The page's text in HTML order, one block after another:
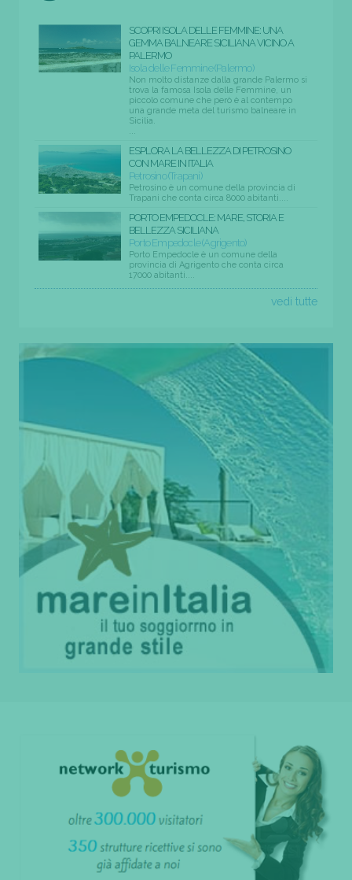
SCOPRI ISOLA DELLE FEMMINE: UNA
GEMMA BALNEARE SICILIANA VICINO A
PALERMO
Isola delle Femmine (Palermo)
Non molto distanze dalla grande Palermo si
trova la famosa Isola delle Femmine, un
piccolo comune che però è al contempo
una grande meta del turismo balneare in
Sicilia.
...
ESPLORA LA BELLEZZA DI PETROSINO
CON MARE IN ITALIA
Petrosino (Trapani)
Petrosino è un comune della provincia di
Trapani che conta circa 8000 abitanti....
PORTO EMPEDOCLE: MARE, STORIA E
BELLEZZA SICILIANA
Porto Empedocle (Agrigento)
Porto Empedocle è un comune della
provincia di Agrigento che conta circa
17000 abitanti....
vedi tutte